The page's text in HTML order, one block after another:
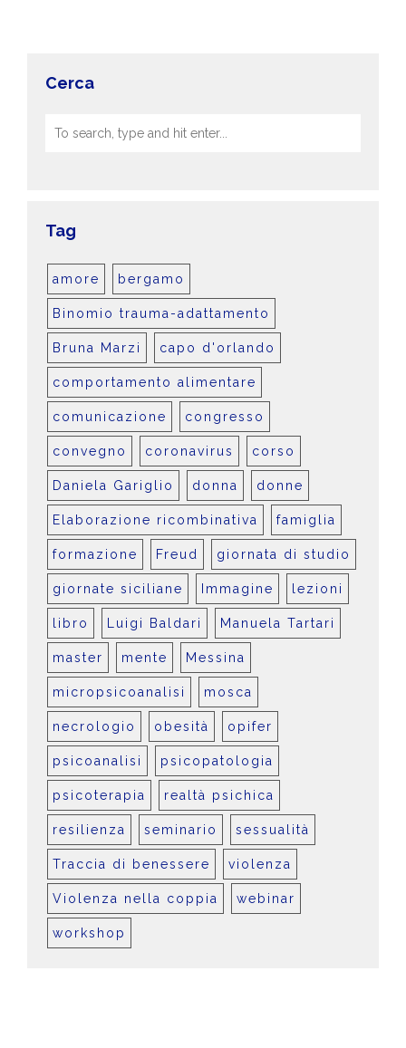
Cerca
Tag
amore bergamo
Binomio trauma-adattamento
Bruna Marzi capo d'orlando
comportamento alimentare
comunicazione congresso
convegno coronavirus corso
Daniela Gariglio donna donne
Elaborazione ricombinativa famiglia
formazione Freud giornata di studio
giornate siciliane Immagine lezioni
libro Luigi Baldari Manuela Tartari
master mente Messina
micropsicoanalisi mosca
necrologio obesità opifer
psicoanalisi psicopatologia
psicoterapia realtà psichica
resilienza seminario sessualità
Traccia di benessere violenza
Violenza nella coppia webinar
workshop